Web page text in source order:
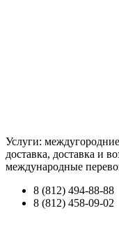
Услуги:
доставка, доставка и
международные
8 (812) 494-88-88
8 (812) 458-09-02